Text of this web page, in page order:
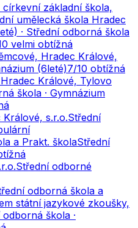
základní škola,
umělecká škola Hradec
· Střední odborná škola
velmi obtížná
Hradec Králové,
(6leté)7/10 obtížná
Králové, Tylovo
škola · Gymnázium
s.r.o.Střední
a Prakt. školaStřední
Střední odborné
odborná škola a
státní jazykové zkoušky,
škola ·